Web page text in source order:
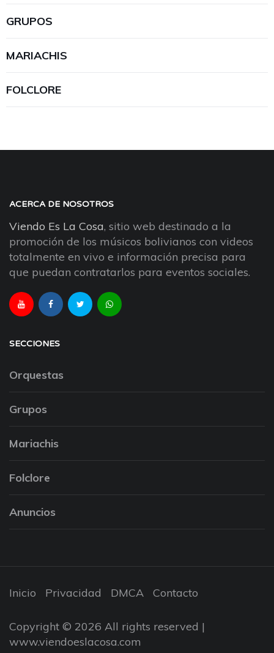
GRUPOS
MARIACHIS
FOLCLORE
ACERCA DE NOSOTROS
Viendo Es La Cosa, sitio web destinado a la
promoción de los músicos bolivianos con videos
totalmente en vivo e información precisa para
que puedan contratarlos para eventos sociales.
SECCIONES
Orquestas
Grupos
Mariachis
Folclore
Anuncios
Inicio Privacidad DMCA Contacto
Copyright © 2026 All rights reserved |
www.viendoeslacosa.com